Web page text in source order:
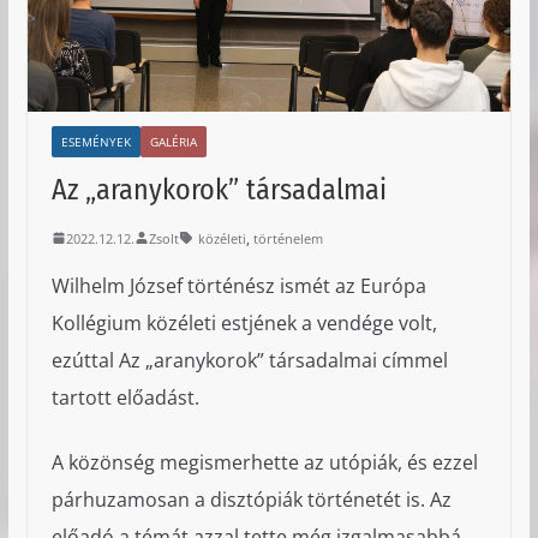
ESEMÉNYEK GALÉRIA
Az „aranykorok” társadalmai
2022.12.12. Zsolt közéleti, történelem
Wilhelm József történész ismét az Európa
Kollégium közéleti estjének a vendége volt,
ezúttal Az „aranykorok” társadalmai címmel
tartott előadást.
A közönség megismerhette az utópiák, és ezzel
párhuzamosan a disztópiák történetét is. Az